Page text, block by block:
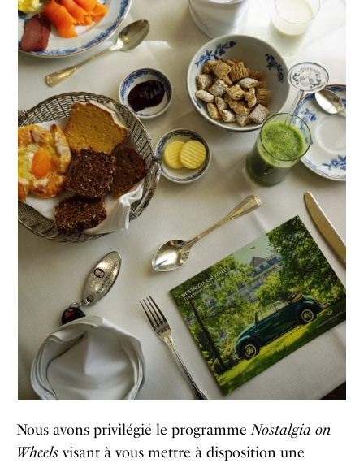
Nous avons privilégié le programmeNostalgia on
Wheelsvisant à vous mettre à disposition une